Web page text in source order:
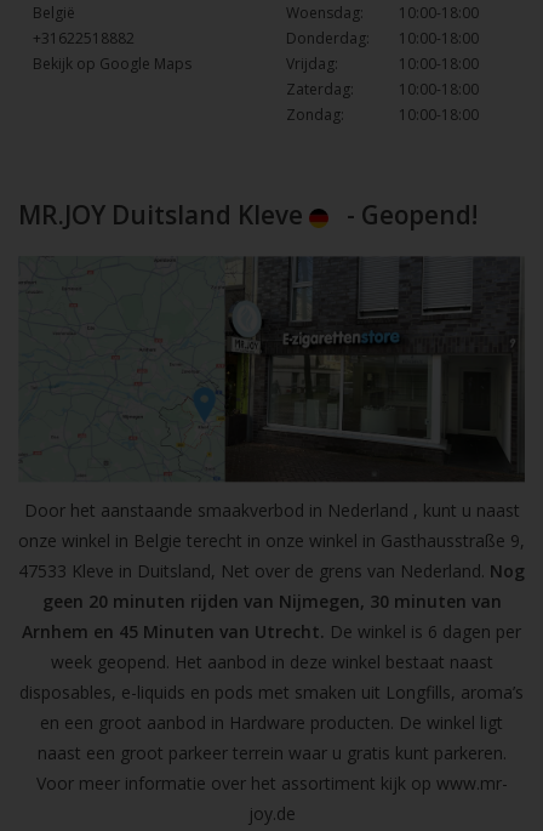
België
+31622518882
Bekijk op Google Maps
Woensdag:
10:00-18:00
Donderdag:
10:00-18:00
Vrijdag:
10:00-18:00
Zaterdag:
10:00-18:00
Zondag:
10:00-18:00
MR.JOY Duitsland Kleve - Geopend!
Door het aanstaande smaakverbod in Nederland , kunt u naast
onze winkel in Belgie terecht in onze winkel in Gasthausstraße 9,
47533 Kleve in Duitsland, Net over de grens van Nederland. Nog
geen 20 minuten rijden van Nijmegen, 30 minuten van
Arnhem en 45 Minuten van Utrecht. De winkel is 6 dagen per
week geopend. Het aanbod in deze winkel bestaat naast
disposables, e-liquids en pods met smaken uit Longfills, aroma’s
en een groot aanbod in Hardware producten. De winkel ligt
naast een groot parkeer terrein waar u gratis kunt parkeren.
Voor meer informatie over het assortiment kijk op www.mr-
joy.de